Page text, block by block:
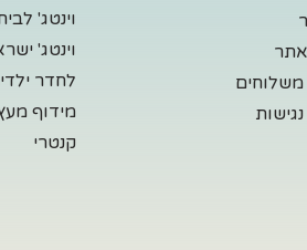
וינטג'
וינטג'
לחדר
מידוף
קנטרי
משלוחים